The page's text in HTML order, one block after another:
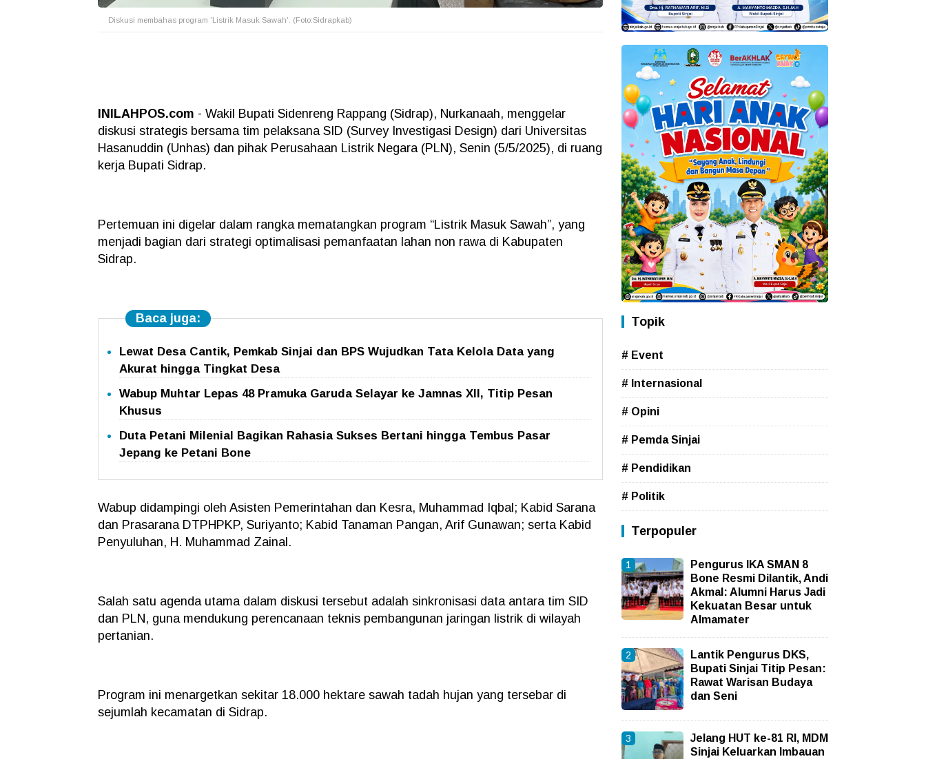
Diskusi membahas program 'Listrik Masuk Sawah'. (Foto:Sidrapkab)
INILAHPOS.com - Wakil Bupati Sidenreng Rappang (Sidrap), Nurkanaah, menggelar
diskusi strategis bersama tim pelaksana SID (Survey Investigasi Design) dari Universitas
Hasanuddin (Unhas) dan pihak Perusahaan Listrik Negara (PLN), Senin (5/5/2025), di ruang
kerja Bupati Sidrap.
Pertemuan ini digelar dalam rangka mematangkan program “Listrik Masuk Sawah”, yang
menjadi bagian dari strategi optimalisasi pemanfaatan lahan non rawa di Kabupaten
Sidrap.
Baca juga:
Lewat Desa Cantik, Pemkab Sinjai dan BPS Wujudkan Tata Kelola Data yang
Akurat hingga Tingkat Desa
Wabup Muhtar Lepas 48 Pramuka Garuda Selayar ke Jamnas XII, Titip Pesan
Khusus
Duta Petani Milenial Bagikan Rahasia Sukses Bertani hingga Tembus Pasar
Jepang ke Petani Bone
Wabup didampingi oleh Asisten Pemerintahan dan Kesra, Muhammad Iqbal; Kabid Sarana
dan Prasarana DTPHPKP, Suriyanto; Kabid Tanaman Pangan, Arif Gunawan; serta Kabid
Penyuluhan, H. Muhammad Zainal.
Salah satu agenda utama dalam diskusi tersebut adalah sinkronisasi data antara tim SID
dan PLN, guna mendukung perencanaan teknis pembangunan jaringan listrik di wilayah
pertanian.
Program ini menargetkan sekitar 18.000 hektare sawah tadah hujan yang tersebar di
sejumlah kecamatan di Sidrap.
Topik
# Event
# Internasional
# Opini
# Pemda Sinjai
# Pendidikan
# Politik
Terpopuler
Pengurus IKA SMAN 8
Bone Resmi Dilantik, Andi
Akmal: Alumni Harus Jadi
Kekuatan Besar untuk
Almamater
Lantik Pengurus DKS,
Bupati Sinjai Titip Pesan:
Rawat Warisan Budaya
dan Seni
Jelang HUT ke-81 RI, MDM
Sinjai Keluarkan Imbauan